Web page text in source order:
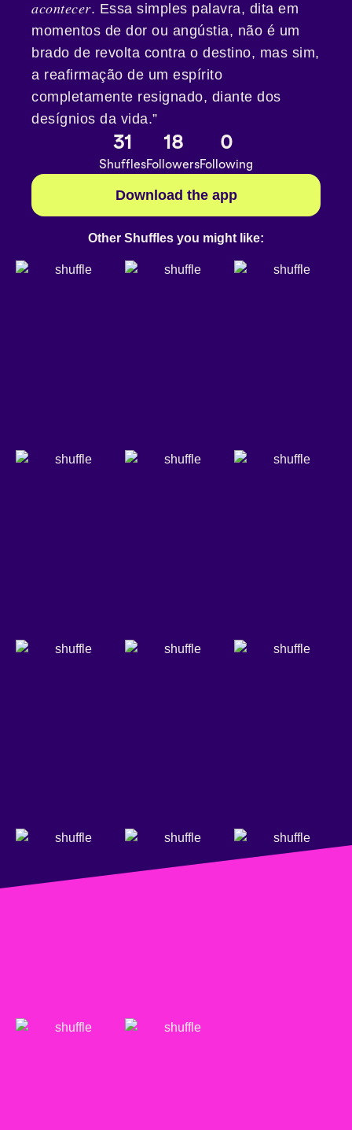
𝑎𝑐𝑜𝑛𝑡𝑒𝑐𝑒𝑟. Essa simples palavra, dita em
momentos de dor ou angústia, não é um
brado de revolta contra o destino, mas sim,
a reafirmação de um espírito
completamente resignado, diante dos
desígnios da vida.”
31
Shuffles
18
Followers
0
Following
Download the app
Other Shuffles you might like: